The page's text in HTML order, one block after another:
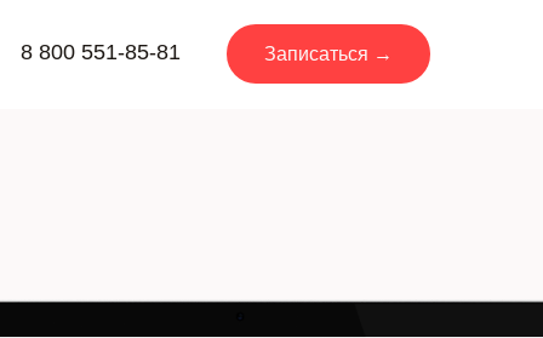
8 800 551-85-81 Записаться →